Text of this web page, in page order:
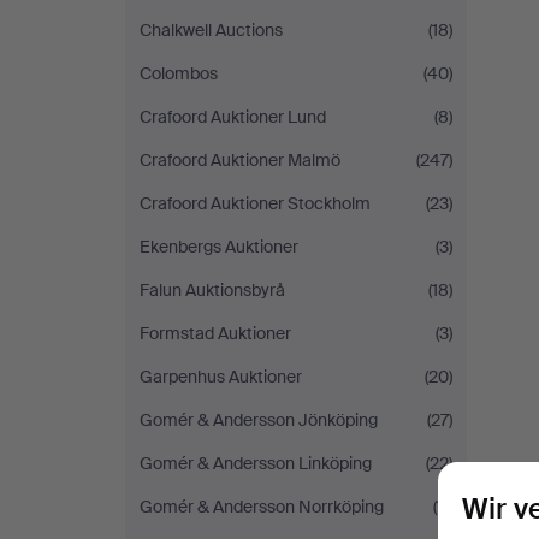
Chalkwell Auctions
(18)
Colombos
(40)
Crafoord Auktioner Lund
(8)
Crafoord Auktioner Malmö
(247)
Crafoord Auktioner Stockholm
(23)
Ekenbergs Auktioner
(3)
Falun Auktionsbyrå
(18)
Formstad Auktioner
(3)
Garpenhus Auktioner
(20)
Gomér & Andersson Jönköping
(27)
Gomér & Andersson Linköping
(22)
Gomér & Andersson Norrköping
(11)
Wir